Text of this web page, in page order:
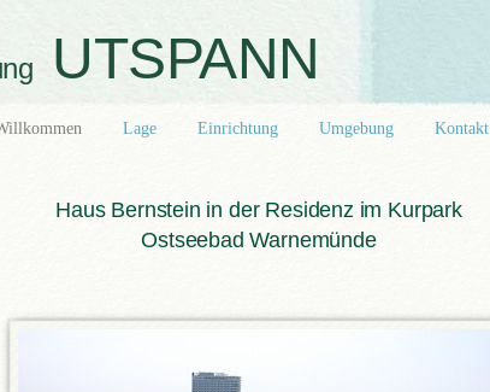
UTSPANN
Lage Einrichtung Umgebung Kontakt
Haus Bernstein in der Residenz im Kurpark
Ostseebad Warnemünde